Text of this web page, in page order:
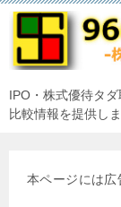
IPO・株式優待タ
比較情報を提供し
本ページには広